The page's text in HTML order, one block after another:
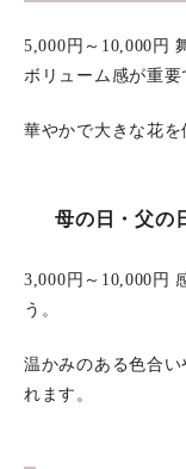
5,000円～10,000円
ボリューム感が重要
華やかで大きな花を
母の日・父の
3,000円～10,000円
う。
温かみのある色合
れます。